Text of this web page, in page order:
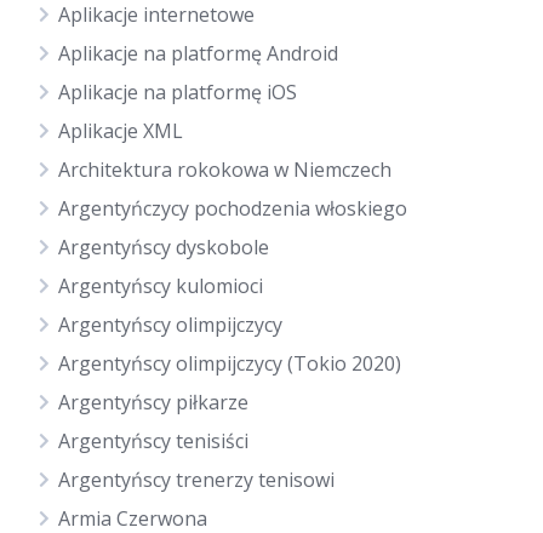
Aplikacje internetowe
Aplikacje na platformę Android
Aplikacje na platformę iOS
Aplikacje XML
Architektura rokokowa w Niemczech
Argentyńczycy pochodzenia włoskiego
Argentyńscy dyskobole
Argentyńscy kulomioci
Argentyńscy olimpijczycy
Argentyńscy olimpijczycy (Tokio 2020)
Argentyńscy piłkarze
Argentyńscy tenisiści
Argentyńscy trenerzy tenisowi
Armia Czerwona